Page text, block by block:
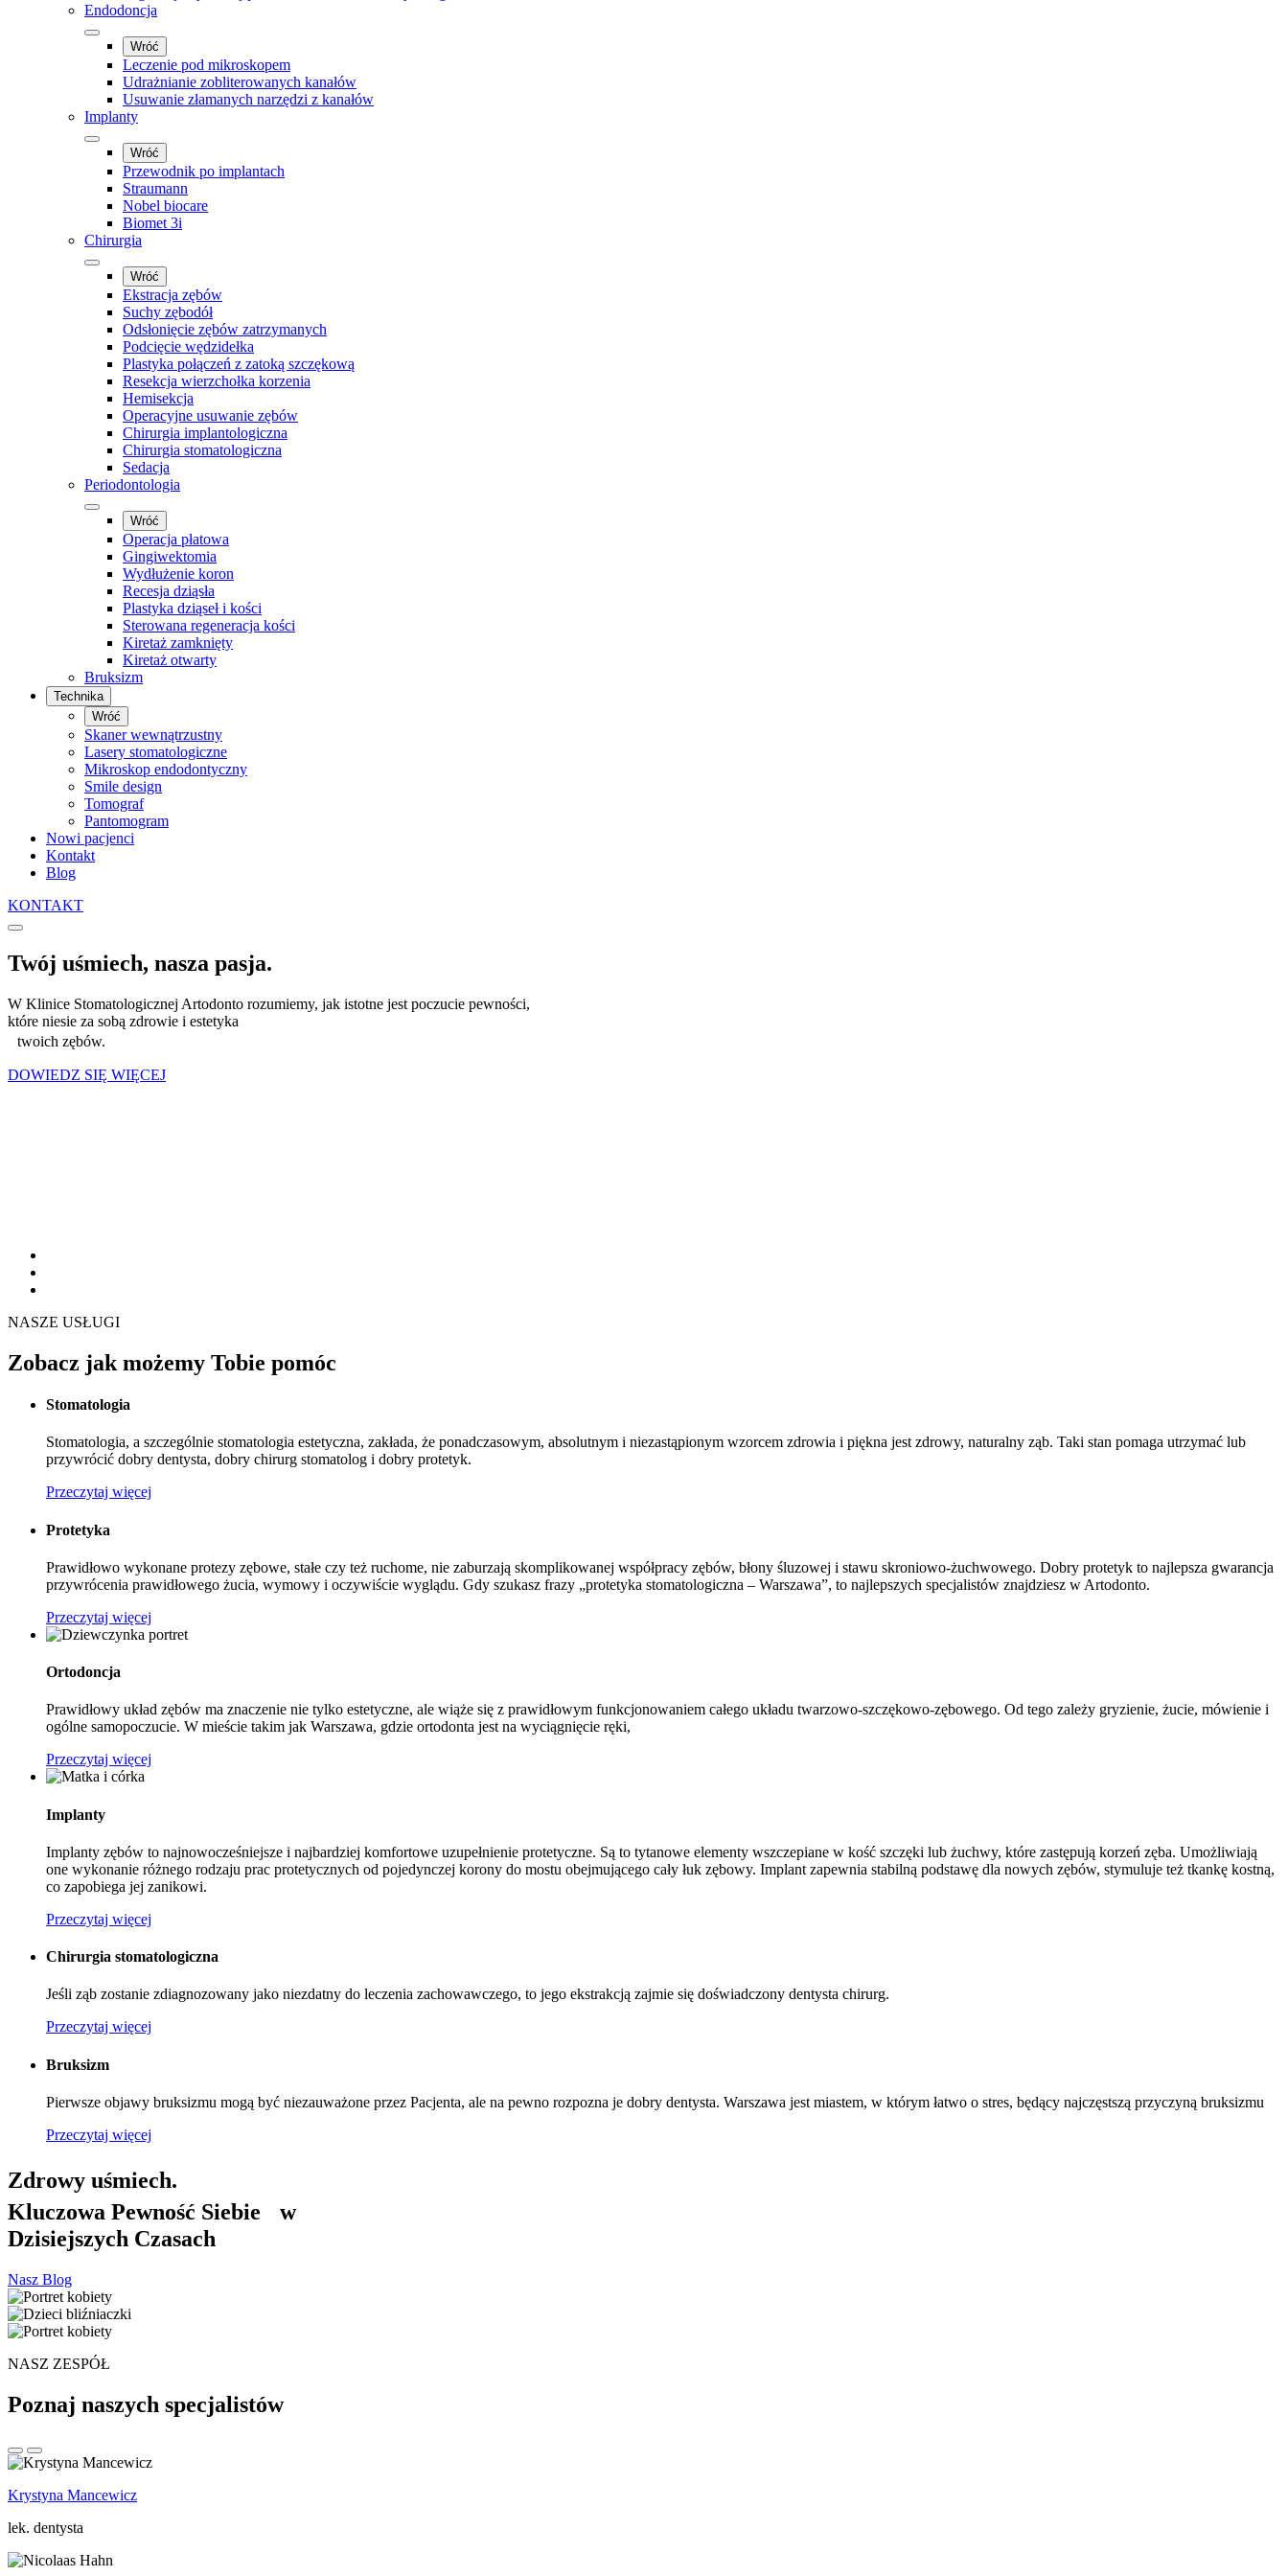
Endodoncja
Wróć
Leczenie pod mikroskopem
Udrażnianie zobliterowanych kanałów
Usuwanie złamanych narzędzi z kanałów
Implanty
Wróć
Przewodnik po implantach
Straumann
Nobel biocare
Biomet 3i
Chirurgia
Wróć
Ekstracja zębów
Suchy zębodół
Odsłonięcie zębów zatrzymanych
Podcięcie wędzidełka
Plastyka połączeń z zatoką szczękową
Resekcja wierzchołka korzenia
Hemisekcja
Operacyjne usuwanie zębów
Chirurgia implantologiczna
Chirurgia stomatologiczna
Sedacja
Periodontologia
Wróć
Operacja płatowa
Gingiwektomia
Wydłużenie koron
Recesja dziąsła
Plastyka dziąseł i kości
Sterowana regeneracja kości
Kiretaż zamknięty
Kiretaż otwarty
Bruksizm
Technika
Wróć
Skaner wewnątrzustny
Lasery stomatologiczne
Mikroskop endodontyczny
Smile design
Tomograf
Pantomogram
Nowi pacjenci
Kontakt
Blog
KONTAKT
Twój uśmiech, nasza pasja.
W Klinice Stomatologicznej Artodonto rozumiemy, jak istotne jest poczucie pewności,
które niesie za sobą zdrowie i estetyka
twoich zębów.
DOWIEDZ SIĘ WIĘCEJ
NASZE USŁUGI
Zobacz jak możemy Tobie pomóc
Stomatologia
Stomatologia, a szczególnie stomatologia estetyczna, zakłada, że ponadczasowym, absolutnym i niezastąpionym wzorcem zdrowia i piękna jest zdrowy, naturalny ząb. Taki stan pomaga utrzymać lub
przywrócić dobry dentysta, dobry chirurg stomatolog i dobry protetyk.
Przeczytaj więcej
Protetyka
Prawidłowo wykonane protezy zębowe, stałe czy też ruchome, nie zaburzają skomplikowanej współpracy zębów, błony śluzowej i stawu skroniowo-żuchwowego. Dobry protetyk to najlepsza gwarancja
przywrócenia prawidłowego żucia, wymowy i oczywiście wyglądu. Gdy szukasz frazy „protetyka stomatologiczna – Warszawa”, to najlepszych specjalistów znajdziesz w Artodonto.
Przeczytaj więcej
Ortodoncja
Prawidłowy układ zębów ma znaczenie nie tylko estetyczne, ale wiąże się z prawidłowym funkcjonowaniem całego układu twarzowo-szczękowo-zębowego. Od tego zależy gryzienie, żucie, mówienie i
ogólne samopoczucie. W mieście takim jak Warszawa, gdzie ortodonta jest na wyciągnięcie ręki,
Przeczytaj więcej
Implanty
Implanty zębów to najnowocześniejsze i najbardziej komfortowe uzupełnienie protetyczne. Są to tytanowe elementy wszczepiane w kość szczęki lub żuchwy, które zastępują korzeń zęba. Umożliwiają
one wykonanie różnego rodzaju prac protetycznych od pojedynczej korony do mostu obejmującego cały łuk zębowy. Implant zapewnia stabilną podstawę dla nowych zębów, stymuluje też tkankę kostną,
co zapobiega jej zanikowi.
Przeczytaj więcej
Chirurgia stomatologiczna
Jeśli ząb zostanie zdiagnozowany jako niezdatny do leczenia zachowawczego, to jego ekstrakcją zajmie się doświadczony dentysta chirurg.
Przeczytaj więcej
Bruksizm
Pierwsze objawy bruksizmu mogą być niezauważone przez Pacjenta, ale na pewno rozpozna je dobry dentysta. Warszawa jest miastem, w którym łatwo o stres, będący najczęstszą przyczyną bruksizmu
Przeczytaj więcej
Zdrowy uśmiech.
Kluczowa Pewność Siebie w
Dzisiejszych Czasach
Nasz Blog
NASZ ZESPÓŁ
Poznaj naszych specjalistów
Krystyna Mancewicz
lek. dentysta